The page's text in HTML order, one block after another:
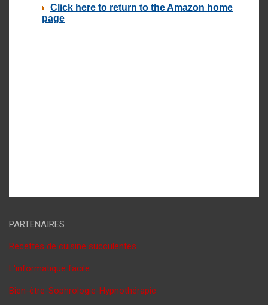
PARTENAIRES
Recettes de cuisine succulentes
L'informatique facile
Bien-être-Sophrologie-Hypnothérapie